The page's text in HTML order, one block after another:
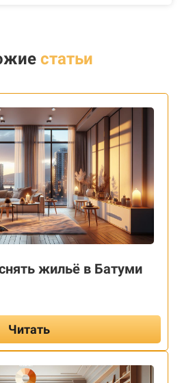
статьи
жильё в Батуми
Читать